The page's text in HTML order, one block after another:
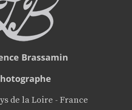
Brassamin
de la Loire - France